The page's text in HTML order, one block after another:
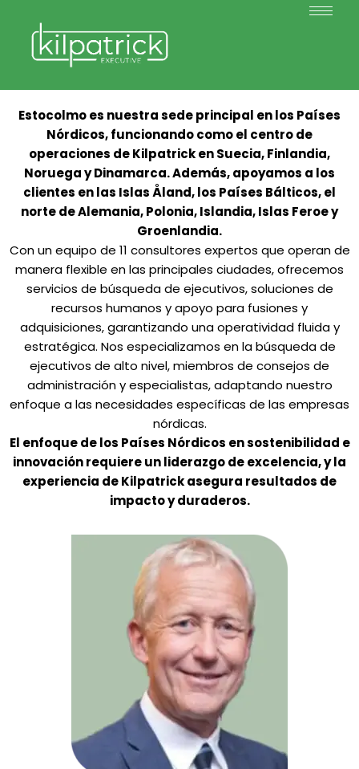
Estocolmo es nuestra sede principal en los Países
Nórdicos, funcionando como el centro de
operaciones de Kilpatrick en Suecia, Finlandia,
Noruega y Dinamarca. Además, apoyamos a los
clientes en las Islas Åland, los Países Bálticos, el
norte de Alemania, Polonia, Islandia, Islas Feroe y
Groenlandia.
Con un equipo de 11 consultores expertos que operan de
manera flexible en las principales ciudades, ofrecemos
servicios de búsqueda de ejecutivos, soluciones de
recursos humanos y apoyo para fusiones y
adquisiciones, garantizando una operatividad fluida y
estratégica. Nos especializamos en la búsqueda de
ejecutivos de alto nivel, miembros de consejos de
administración y especialistas, adaptando nuestro
enfoque a las necesidades específicas de las empresas
nórdicas.
El enfoque de los Países Nórdicos en sostenibilidad e
innovación requiere un liderazgo de excelencia, y la
experiencia de Kilpatrick asegura resultados de
impacto y duraderos.